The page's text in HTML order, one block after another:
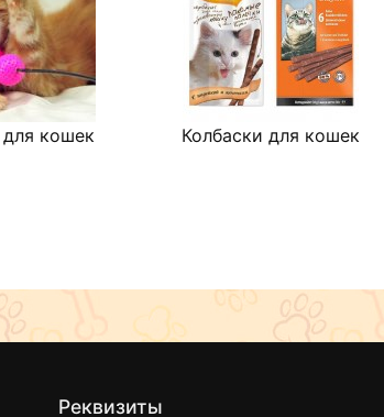
кошек Колбаски для кошек
Реквизиты